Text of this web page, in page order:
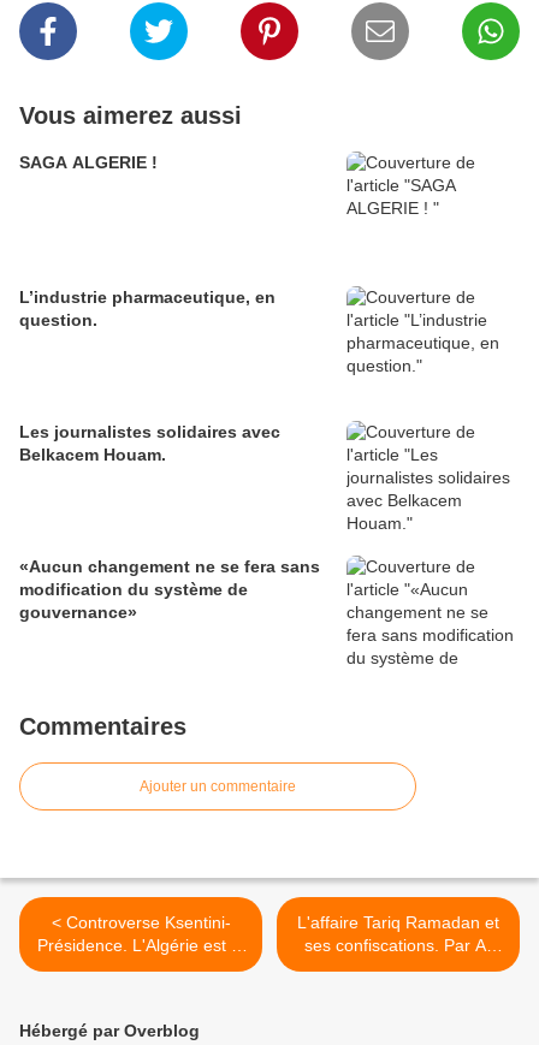
Vous aimerez aussi
SAGA ALGERIE !
L’industrie pharmaceutique, en
question.
Les journalistes solidaires avec
Belkacem Houam.
«Aucun changement ne se fera sans
modification du système de
gouvernance»
Commentaires
Ajouter un commentaire
< Controverse Ksentini-
Présidence. L'Algérie est le
sujet du jour en France.
L'affaire Tariq Ramadan et
ses confiscations. Par Ali
Benouari >
Hébergé par Overblog